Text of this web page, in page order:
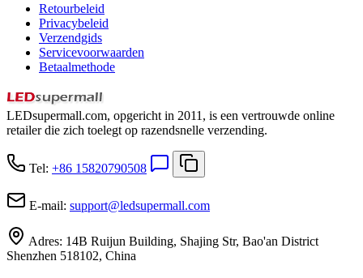
Retourbeleid
Privacybeleid
Verzendgids
Servicevoorwaarden
Betaalmethode
LEDsupermall.com, opgericht in 2011, is een vertrouwde online
retailer die zich toelegt op razendsnelle verzending.
Tel: +86 15820790508
E-mail: support@ledsupermall.com
Adres: 14B Ruijun Building, Shajing Str, Bao'an District
Shenzhen 518102, China